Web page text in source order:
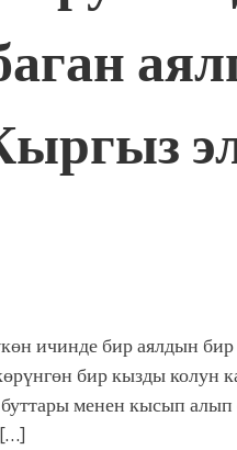
керек!”
Мураталиева
журналынын
көрүү үчүн
ичинде бир аялдын бир
бир кызды колун
менен кысып алып